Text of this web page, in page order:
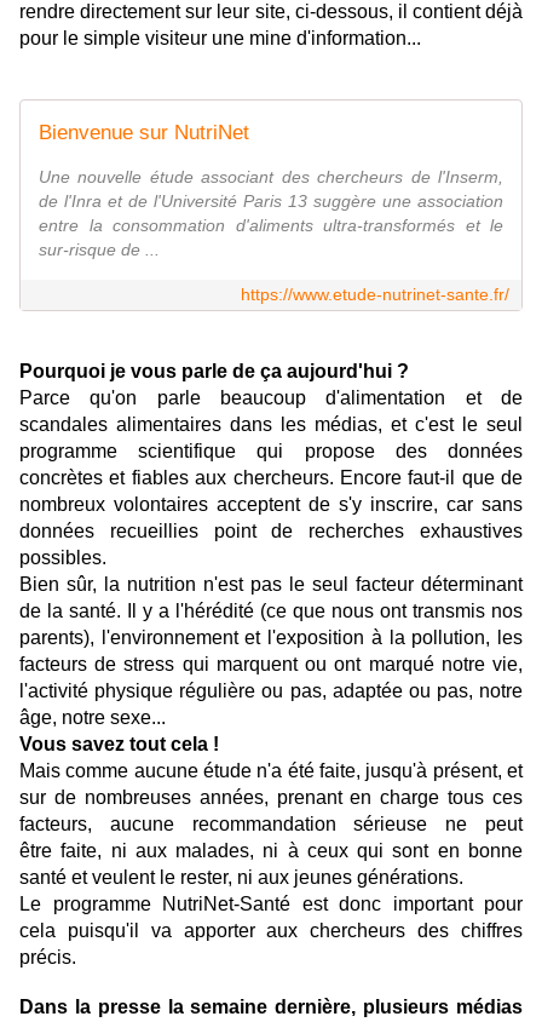
rendre directement sur leur site, ci-dessous, il contient déjà
pour le simple visiteur une mine d'information...
Bienvenue sur NutriNet
Une nouvelle étude associant des chercheurs de l'Inserm,
de l'Inra et de l'Université Paris 13 suggère une association
entre la consommation d'aliments ultra-transformés et le
sur-risque de ...
https://www.etude-nutrinet-sante.fr/
Pourquoi je vous parle de ça aujourd'hui ?
Parce qu'on parle beaucoup d'alimentation et de
scandales alimentaires dans les médias, et c'est le seul
programme scientifique qui propose des données
concrètes et fiables aux chercheurs. Encore faut-il que de
nombreux volontaires acceptent de s'y inscrire, car sans
données recueillies point de recherches exhaustives
possibles.
Bien sûr, la nutrition n'est pas le seul facteur déterminant
de la santé. Il y a l'hérédité (ce que nous ont transmis nos
parents), l'environnement et l'exposition à la pollution, les
facteurs de stress qui marquent ou ont marqué notre vie,
l'activité physique régulière ou pas, adaptée ou pas, notre
âge, notre sexe...
Vous savez tout cela !
Mais comme aucune étude n'a été faite, jusqu'à présent, et
sur de nombreuses années, prenant en charge tous ces
facteurs, aucune recommandation sérieuse ne peut
être faite, ni aux malades, ni à ceux qui sont en bonne
santé et veulent le rester, ni aux jeunes générations.
Le programme NutriNet-Santé est donc important pour
cela puisqu'il va apporter aux chercheurs des chiffres
précis.
Dans la presse la semaine dernière, plusieurs médias